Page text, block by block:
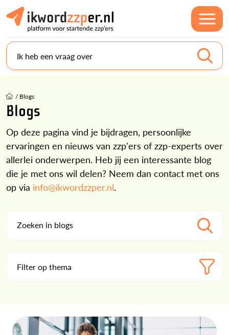
Ik heb een vraag over
/ Blogs
Blogs
Op deze pagina vind je bijdragen, persoonlijke
ervaringen en nieuws van zzp'ers of zzp-experts over
allerlei onderwerpen. Heb jij een interessante blog
die je met ons wil delen? Neem dan contact met ons
op via info@ikwordzzper.nl.
Zoeken in blogs
Filter op thema